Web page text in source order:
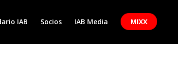
IAB Socios IAB Media MIXX